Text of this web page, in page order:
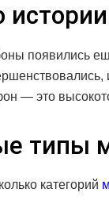
истории
появились
— это
типы
категорий